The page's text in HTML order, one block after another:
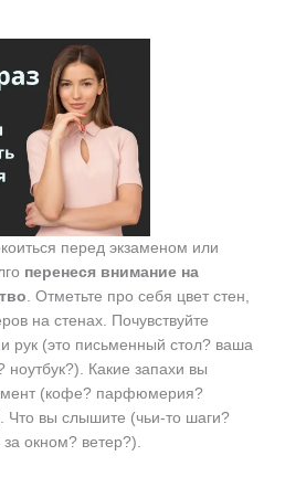
перед экзаменом или
перенеся внимание на
. Отметьте про себя цвет стен,
на стенах. Почувствуйте
рук (это письменный стол? ваша
Какие запахи вы
(кофе? парфюмерия?
Что вы слышите (чьи-то шаги?
окном? ветер?).